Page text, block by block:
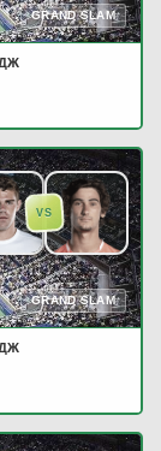
GRAND SLAM
VS
GRAND SLAM